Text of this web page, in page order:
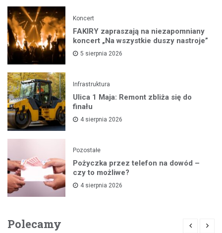
Koncert
FAKIRY zapraszają na niezapomniany
koncert „Na wszystkie duszy nastroje”
5 sierpnia 2026
Infrastruktura
Ulica 1 Maja: Remont zbliża się do
finału
4 sierpnia 2026
Pozostałe
Pożyczka przez telefon na dowód –
czy to możliwe?
4 sierpnia 2026
Polecamy